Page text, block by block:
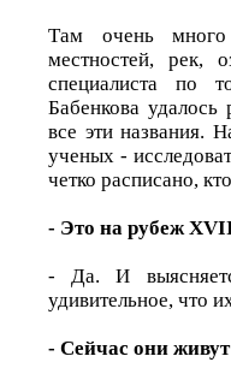
Там очень много
местностей, рек,
специалиста по
Бабенкова удалось
все эти названия.
ученых -
четко расписано,
- Это на рубеж
- Да. И
удивительное, что
- Сейчас они